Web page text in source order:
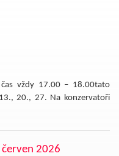
vždy 17.00 – 18.00tato
20., 27. Na konzervatoři
červen 2026